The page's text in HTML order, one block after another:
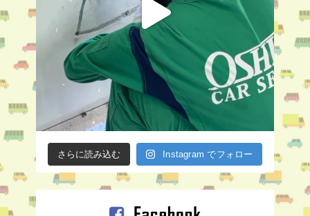
さらに読み込む Instagram でフォロー